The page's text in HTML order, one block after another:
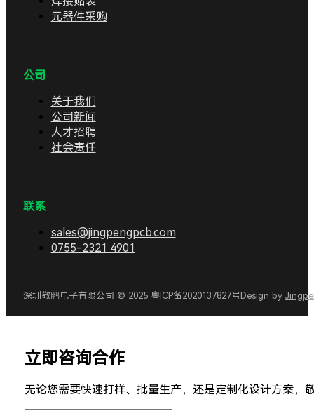
元器件采购
公司
关于我们
公司新闻
人才招聘
社会责任
联系
sales@jingpengpcb.com
0755-2321 4901
深圳敬鹏电子有限公司 © 2025 粤ICP备2020137827号Design by
立即咨询合作
无论您需要快速打样、批量生产，还是定制化设计方案，